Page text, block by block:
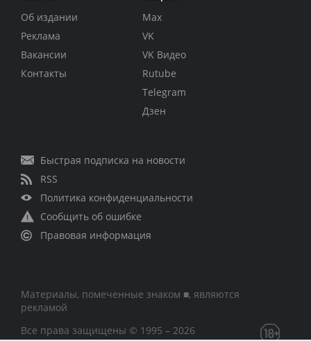
Об издании
Реклама
Вакансии
Контакты
Max
VK
VK Видео
Rutube
Telegram
Дзен
Быстрая подписка на новости
RSS
Политика конфиденциальности
Сообщить об ошибке
Правовая информация
Материалы, помеченные знаком ■, являются
рекламой
Все права защищены © 1995 – 2026